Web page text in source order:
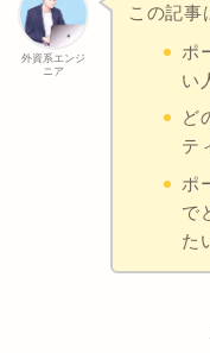
外資系エンジ
ニア
この記事
ポ
い
ど
テ
ポ
で
た